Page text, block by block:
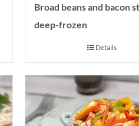
Broad beans and bacon
deep-frozen
Details